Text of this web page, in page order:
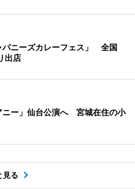
パニーズカレーフェス」 全国
出店
ニー」仙台公演へ 宮城在住の小
見る